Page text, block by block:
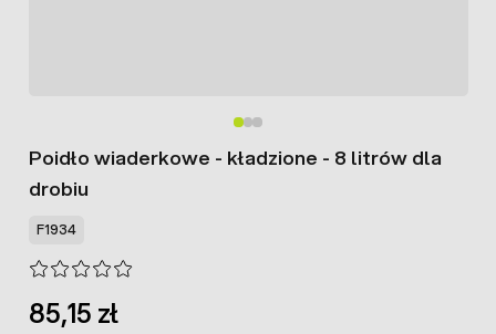
Poidło wiaderkowe - kładzione - 8 litrów dla
drobiu
F1934
85,15 zł